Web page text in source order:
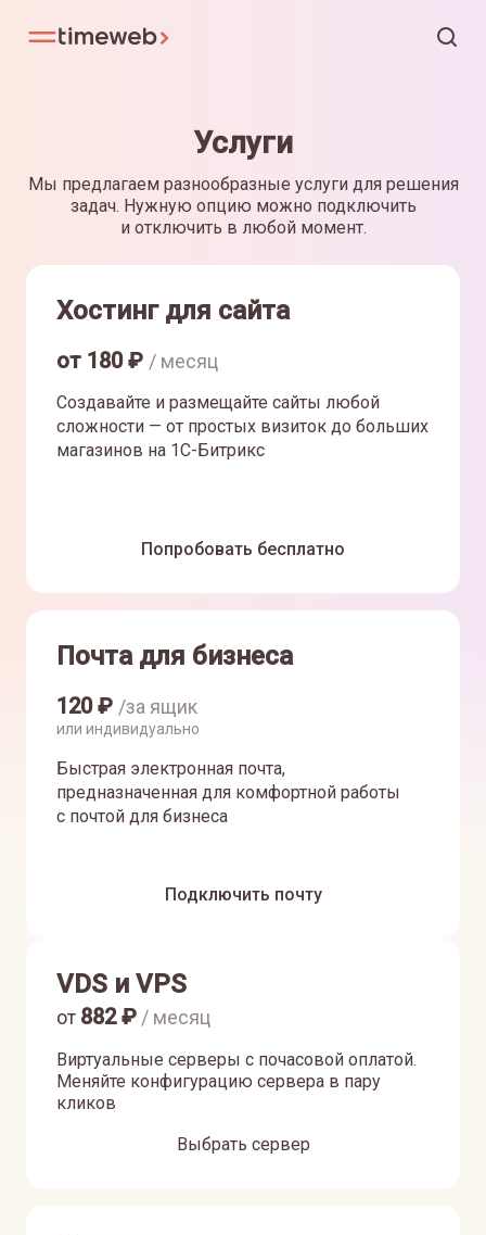
Услуги
Мы предлагаем разнообразные услуги для решения
задач. Нужную опцию можно подключить
и отключить в любой момент.
Хостинг для сайта
от 180₽ / месяц
Создавайте и размещайте сайты любой
сложности — от простых визиток до больших
магазинов на 1С-Битрикс
Попробовать бесплатно
Почта для бизнеса
120₽ /за ящик
или индивидуально
Быстрая электронная почта,
предназначенная для комфортной работы
с почтой для бизнеса
Подключить почту
VDS и VPS
Виртуальные серверы с почасовой оплатой.
Меняйте конфигурацию сервера в пару
кликов
от 882₽ / месяц
Выбрать сервер